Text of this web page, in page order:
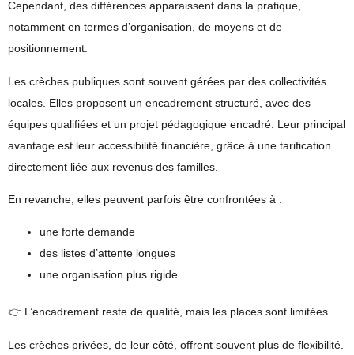
Cependant, des différences apparaissent dans la pratique,
notamment en termes d’organisation, de moyens et de
positionnement.
Les crèches publiques sont souvent gérées par des collectivités
locales. Elles proposent un encadrement structuré, avec des
équipes qualifiées et un projet pédagogique encadré. Leur principal
avantage est leur accessibilité financière, grâce à une tarification
directement liée aux revenus des familles.
En revanche, elles peuvent parfois être confrontées à :
une forte demande
des listes d’attente longues
une organisation plus rigide
👉 L’encadrement reste de qualité, mais les places sont limitées.
Les crèches privées, de leur côté, offrent souvent plus de flexibilité.